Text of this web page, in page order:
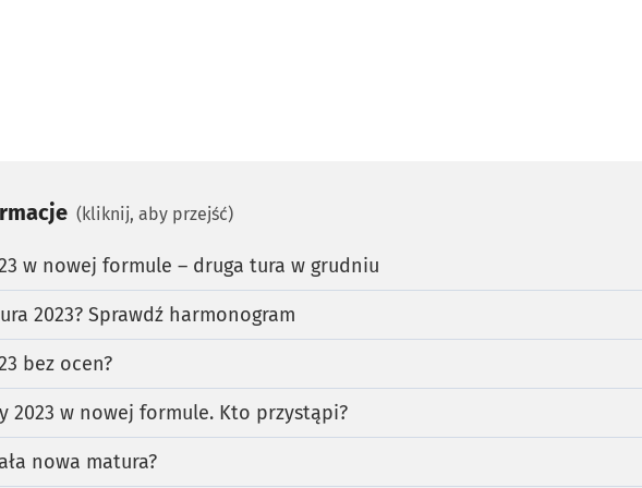
(kliknij, aby przejść)
w nowej formule – druga tura w grudniu
2023? Sprawdź harmonogram
bez ocen?
2023 w nowej formule. Kto przystąpi?
nowa matura?